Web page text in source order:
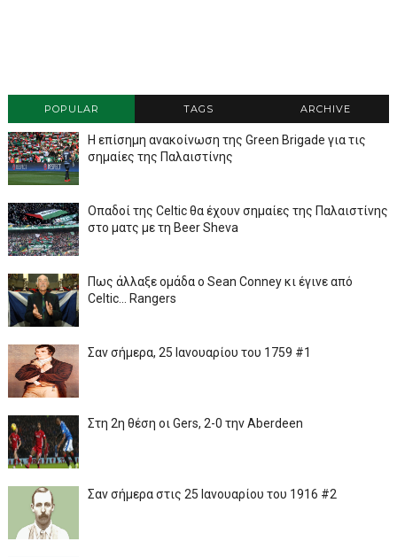
POPULAR TAGS ARCHIVE
Η επίσημη ανακοίνωση της Green Brigade για τις
σημαίες της Παλαιστίνης
Οπαδοί της Celtic θα έχουν σημαίες της Παλαιστίνης
στο ματς με τη Beer Sheva
Πως άλλαξε ομάδα ο Sean Conney κι έγινε από
Celtic... Rangers
Σαν σήμερα, 25 Ιανουαρίου του 1759 #1
Στη 2η θέση οι Gers, 2-0 την Aberdeen
Σαν σήμερα στις 25 Ιανουαρίου του 1916 #2